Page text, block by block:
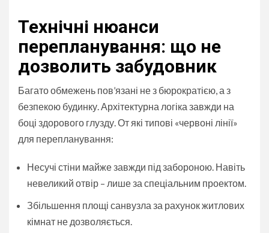
Технічні нюанси
перепланування: що не
дозволить забудовник
Багато обмежень пов’язані не з бюрократією, а з
безпекою будинку. Архітектурна логіка завжди на
боці здорового глузду. От які типові «червоні лінії»
для перепланування:
Несучі стіни майже завжди під забороною. Навіть
невеликий отвір – лише за спеціальним проектом.
Збільшення площі санвузла за рахунок житлових
кімнат не дозволяється.